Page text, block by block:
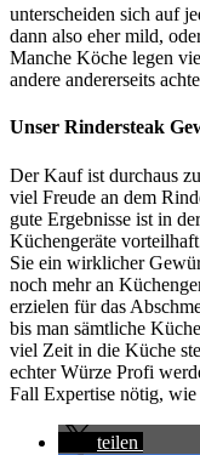
unterscheiden sich auf
dann also eher mild,
Manche Köche legen
andere andererseits
Unser Rindersteak
Der Kauf ist durchaus
viel Freude an dem
gute Ergebnisse ist in
Küchengeräte
Sie ein wirklicher
noch mehr an
erzielen für das
bis man sämtliche
viel Zeit in die Küche
echter Würze Profi
Fall Expertise nötig, wie
teilen